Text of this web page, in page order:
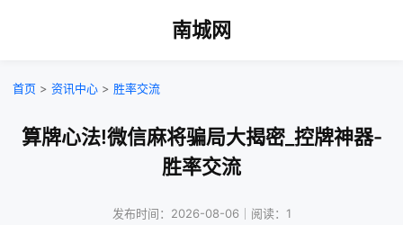
南城网
首页 > 资讯中心 > 胜率交流
算牌心法!微信麻将骗局大揭密_控牌神器-
胜率交流
发布时间：2026-08-06｜阅读：1